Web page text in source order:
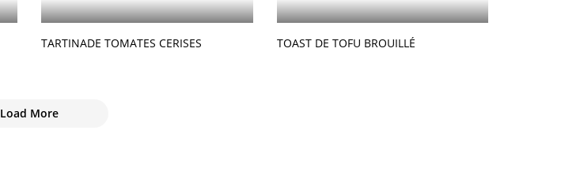
TARTINADE TOMATES CERISES TOAST DE TOFU BROUILLÉ
Load More